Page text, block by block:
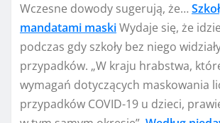
Wczesne dowody sugerują, że…
mandatami maskiWydaje się, że
podczas gdy szkoły bez niego
przypadków. „W kraju hrabstwa,
wymagań dotyczących maskowania
przypadków COVID-19 u dzieci,